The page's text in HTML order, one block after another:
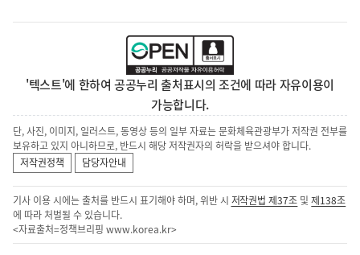
'텍스트'에 한하여 공공누리 출처표시의 조건에 따라 자유이용이
가능합니다.
단, 사진, 이미지, 일러스트, 동영상 등의 일부 자료는 문화체육관광부가 저작권 전부를
보유하고 있지 아니하므로, 반드시 해당 저작권자의 허락을 받으셔야 합니다.
저작권정책
담당자안내
기사 이용 시에는 출처를 반드시 표기해야 하며, 위반 시 저작권법 제37조 및제138조
에 따라 처벌될 수 있습니다.
<자료출처=정책브리핑 www.korea.kr>